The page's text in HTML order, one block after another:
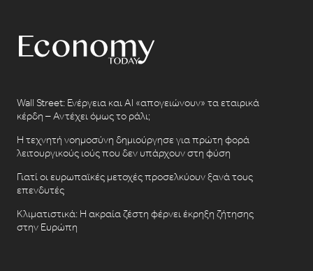
Wall Street: Ενέργεια και AI «απογειώνουν» τα εταιρικά
κέρδη – Αντέχει όμως το ράλι;
Η τεχνητή νοημοσύνη δημιούργησε για πρώτη φορά
λειτουργικούς ιούς που δεν υπάρχουν στη φύση
Γιατί οι ευρωπαϊκές μετοχές προσελκύουν ξανά τους
επενδυτές
Κλιματιστικά: Η ακραία ζέστη φέρνει έκρηξη ζήτησης
στην Ευρώπη